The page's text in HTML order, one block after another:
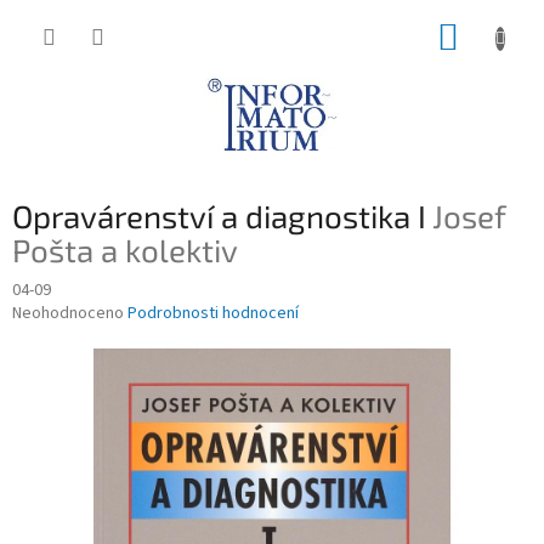
Opravárenství a diagnostika I Josef
Pošta a kolektiv
04-09
Průměrné
Neohodnoceno Podrobnosti hodnocení